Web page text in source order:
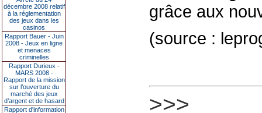
décembre 2008 relatif
à la réglementation
des jeux dans les
casinos
Rapport Bauer - Juin
2008 - Jeux en ligne
et menaces
criminelles
Rapport Durieux -
MARS 2008 -
Rapport de la mission
sur l’ouverture du
marché des jeux
d’argent et de hasard
Rapport d'information
grâce aux
(source :
>>>